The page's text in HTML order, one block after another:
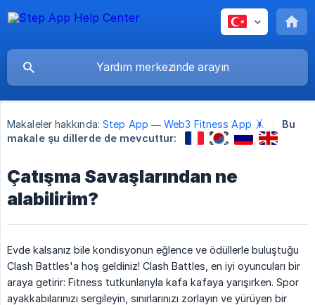
Makaleler hakkında: Step App — Web3 Fitness App 🤸
Bu
makale şu dillerde de mevcuttur:
Çatışma Savaşlarından ne
alabilirim?
Evde kalsanız bile kondisyonun eğlence ve ödüllerle buluştuğu
Clash Battles'a hoş geldiniz! Clash Battles, en iyi oyuncuları bir
araya getirir: Fitness tutkunlarıyla kafa kafaya yarışırken. Spor
ayakkabılarınızı sergileyin, sınırlarınızı zorlayın ve yürüyen bir